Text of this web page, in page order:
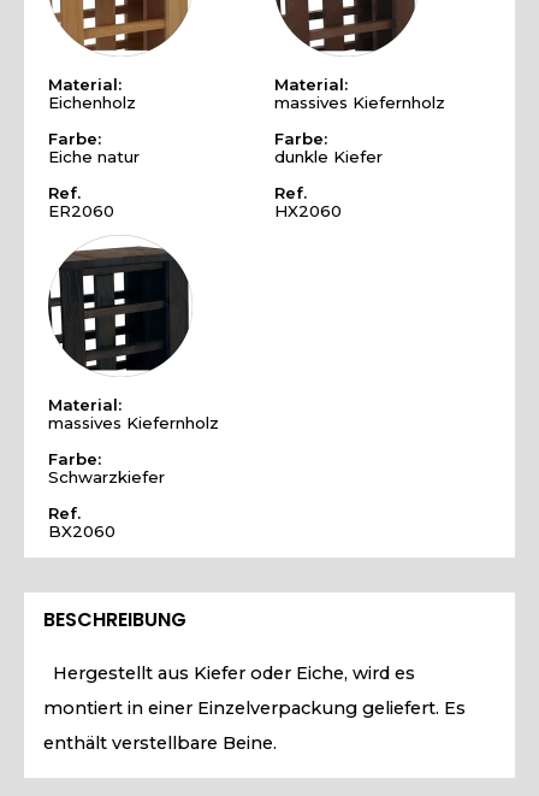
Material:
Eichenholz
Farbe:
Eiche natur
Ref.
ER2060
Material:
massives Kiefernholz
Farbe:
dunkle Kiefer
Ref.
HX2060
Material:
massives Kiefernholz
Farbe:
Schwarzkiefer
Ref.
BX2060
BESCHREIBUNG
Hergestellt aus Kiefer oder Eiche, wird es
montiert in einer Einzelverpackung geliefert. Es
enthält verstellbare Beine.